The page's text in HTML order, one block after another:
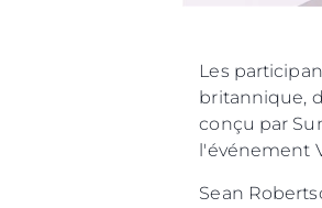
Les
britannique,
conçu par
Sean